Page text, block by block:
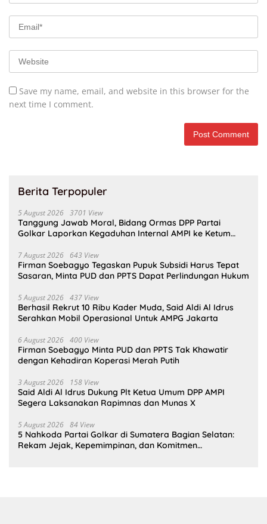
Save my name, email, and website in this browser for the
next time I comment.
Berita Terpopuler
5 August 2026 3701 View
Tanggung Jawab Moral, Bidang Ormas DPP Partai
Golkar Laporkan Kegaduhan Internal AMPI ke Ketum
7 August 2026 643 View
Firman Soebagyo Tegaskan Pupuk Subsidi Harus Tepat
Sasaran, Minta PUD dan PPTS Dapat Perlindungan Hukum
5 August 2026 437 View
Berhasil Rekrut 10 Ribu Kader Muda, Said Aldi Al Idrus
Serahkan Mobil Operasional Untuk AMPG Jakarta
6 August 2026 400 View
Firman Soebagyo Minta PUD dan PPTS Tak Khawatir
dengan Kehadiran Koperasi Merah Putih
3 August 2026 158 View
Said Aldi Al Idrus Dukung Plt Ketua Umum DPP AMPI
Segera Laksanakan Rapimnas dan Munas X
5 August 2026 84 View
5 Nahkoda Partai Golkar di Sumatera Bagian Selatan:
Rekam Jejak, Kepemimpinan, dan Komitmen